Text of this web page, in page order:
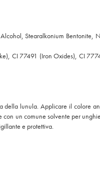
Stearalkonium Bentonite,
CI 77491 (Iron Oxides), CI
lunula. Applicare il colore
un comune solvente per
e protettiva.